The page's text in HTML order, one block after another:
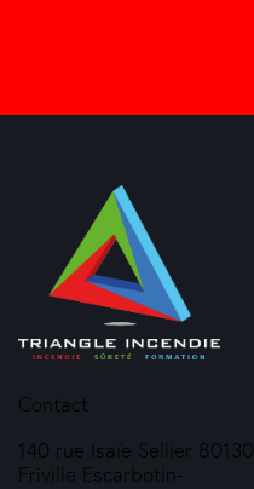
Contact
140 rue Isaïe Sellier 80130
Friville Escarbotin-